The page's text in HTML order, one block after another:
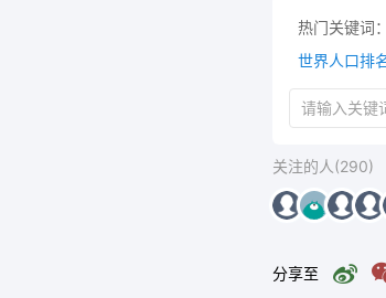
热门关键词：
世界人口排
关注的人(290)
分享至